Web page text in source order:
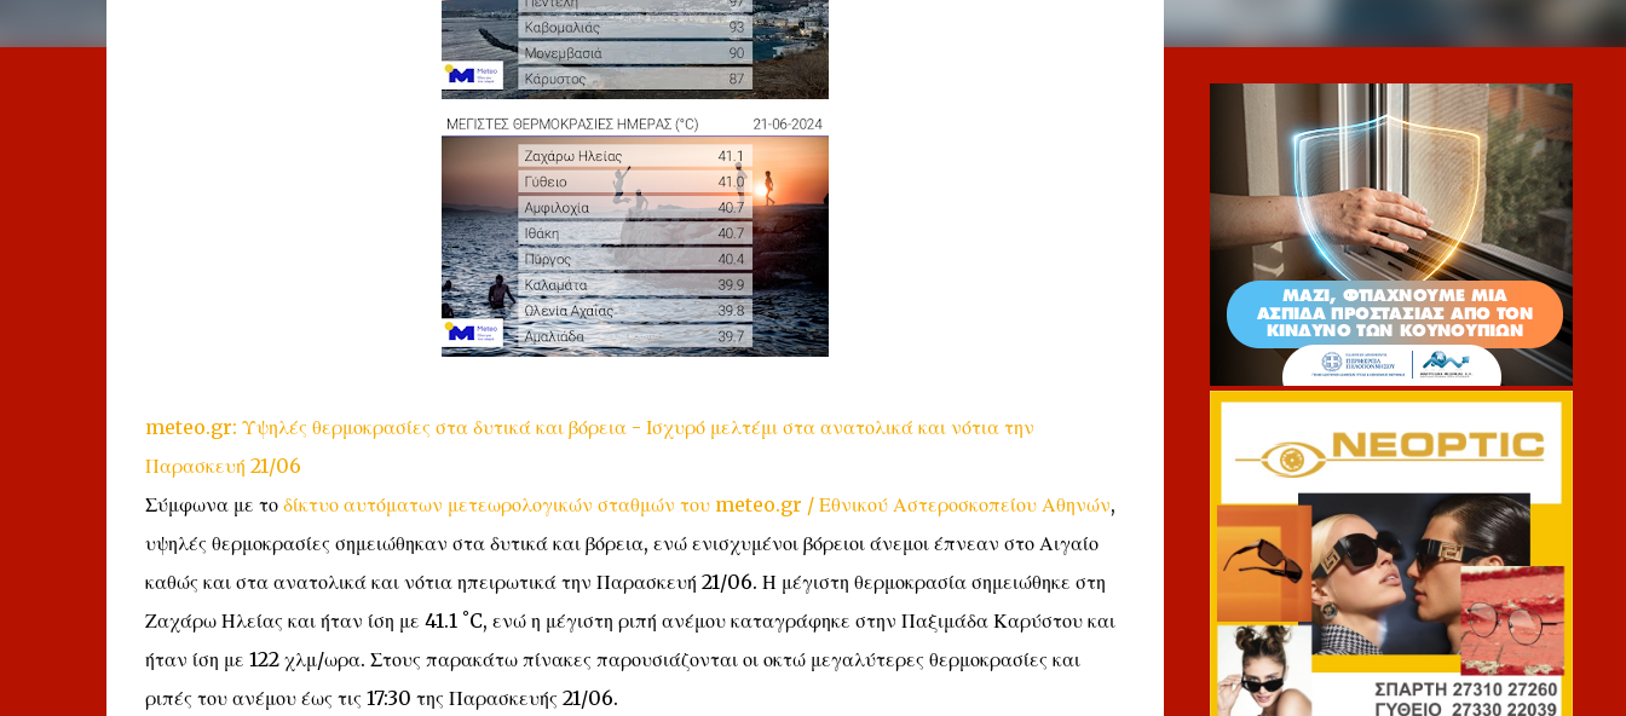
meteo.gr: Υψηλές θερμοκρασίες στα δυτικά και βόρεια - Ισχυρό μελτέμι στα ανατολικά και νότια την
Παρασκευή 21/06
Σύμφωνα με το δίκτυο αυτόματων μετεωρολογικών σταθμών του meteo.gr / Εθνικού Αστεροσκοπείου Αθηνών,
υψηλές θερμοκρασίες σημειώθηκαν στα δυτικά και βόρεια, ενώ ενισχυμένοι βόρειοι άνεμοι έπνεαν στο Αιγαίο
καθώς και στα ανατολικά και νότια ηπειρωτικά την Παρασκευή 21/06. Η μέγιστη θερμοκρασία σημειώθηκε στη
Ζαχάρω Ηλείας και ήταν ίση με 41.1 ˚C, ενώ η μέγιστη ριπή ανέμου καταγράφηκε στην Παξιμάδα Καρύστου και
ήταν ίση με 122 χλμ/ωρα. Στους παρακάτω πίνακες παρουσιάζονται οι οκτώ μεγαλύτερες θερμοκρασίες και
ριπές του ανέμου έως τις 17:30 της Παρασκευής 21/06.